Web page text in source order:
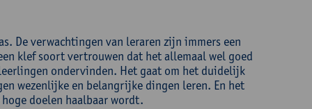
De verwachtingen van leraren zijn immers een
klef soort vertrouwen dat het allemaal wel goed
ondervinden. Het gaat om het duidelijk
wezenlijke en belangrijke dingen leren. En het
doelen haalbaar wordt.